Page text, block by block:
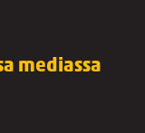
mediassa